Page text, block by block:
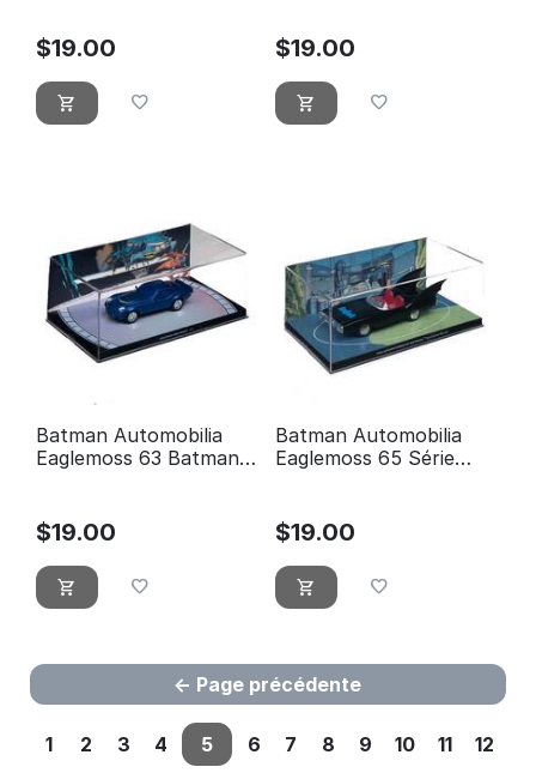
$19.00 $19.00
Batman Automobilia
Eaglemoss 63 Batman
$19.00
Batman Automobilia
Eaglemoss 65 Série
$19.00
Page précédente
1 2 3 4 5 6 7 8 9 10 11 12